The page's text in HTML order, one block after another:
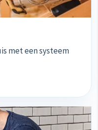
met een systeem